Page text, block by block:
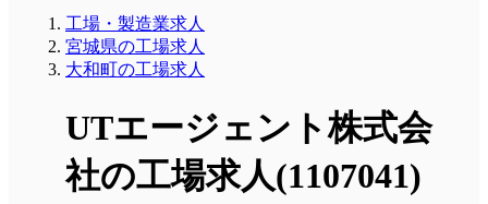
工場・製造業求人
宮城県の工場求人
大和町の工場求人
UTエージェント株式会
社の工場求人(1107041)